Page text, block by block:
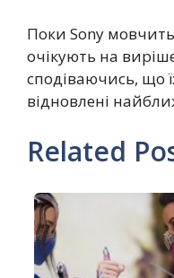
Поки Sony
очікують на
сподіваючись, що
відновлені
Related